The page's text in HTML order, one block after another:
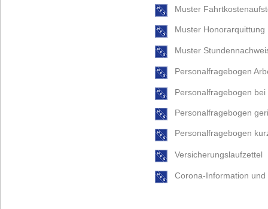
Muster
Muster Honorarquittung
Muster
Personalfragebogen
Personalfragebogen
Personalfragebogen
Personalfragebogen
Versicherungslaufzettel
Corona-Information